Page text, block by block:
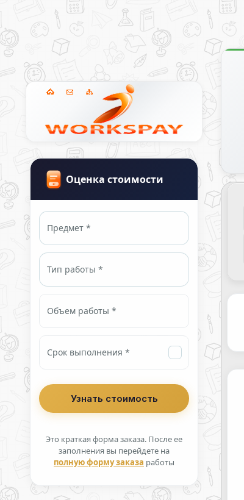
Оценка стоимости
Предмет *
Тип работы *
Объем работы *
Срок выполнения *
Это краткая форма заказа. После ее
заполнения вы перейдете на
полную форму заказа работы